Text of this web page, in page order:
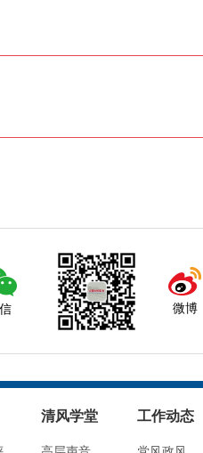
微博
清风学堂 工作动态